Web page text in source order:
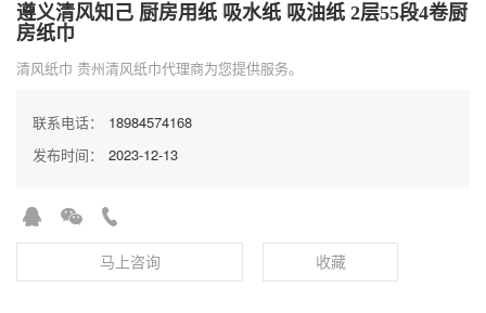
遵义清风知己 厨房用纸 吸水纸 吸油纸 2层55段4卷厨
房纸巾
清风纸巾 贵州清风纸巾代理商为您提供服务。
联系电话：
18984574168
发布时间：
2023-12-13
马上咨询 收藏